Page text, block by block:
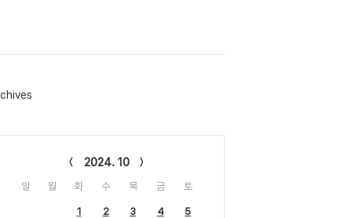
2024. 10
일 월 화 수 목 금 토
1 2 3 4
5